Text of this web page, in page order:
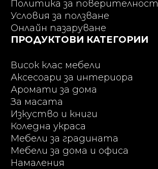
Политика за поверителност
Условия за ползване
Онлайн пазаруване
ПРОДУКТОВИ КАТЕГОРИИ
Висок клас мебели
Аксесоари за интериора
Аромати за дома
За масата
Изкуство и книги
Коледна украса
Мебели за градината
Мебели за дома и офиса
Намаления